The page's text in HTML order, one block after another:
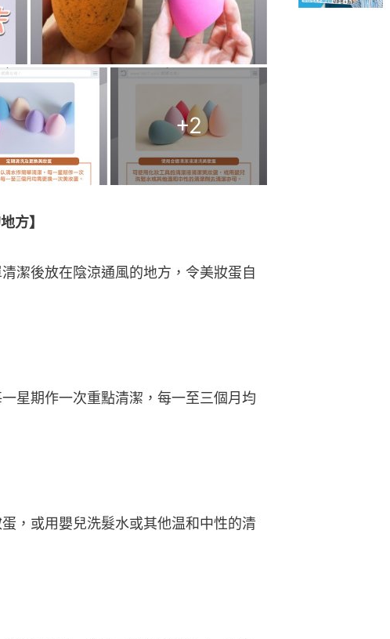
+2
方】
潔後放在陰涼通風的地方，令美妝蛋自
星期作一次重點清潔，每一至三個月均
，或用嬰兒洗髮水或其他温和中性的清